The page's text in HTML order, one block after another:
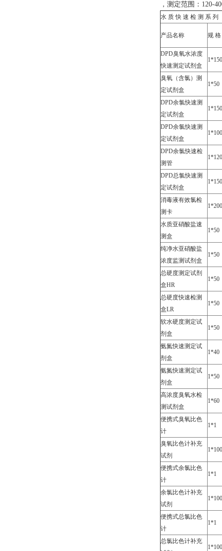
，测定范围：120-
水 质 快 速 检 测 系 列
产品名称 规 格
DPD臭氧水浓度
快速测定试剂盒
1*150
臭氧（含氯）测
定试剂盒
1*50
DPD余氯快速测
定试剂盒
1*150
DPD余氯快速测
定试剂盒
1*100
DPD余氯快速检
测管
1*120
DPD总氯快速测
定试剂盒
1*150
消毒液有效氯检
测卡
1*200
水质亚硝酸盐速
测盒
1*50
纯净水亚硝酸盐
浓度监测试剂盒
1*50
总硬度测定试剂
盒HR
1*50
总硬度快速检测
盒LR
1*50
软水硬度测定试
剂盒
1*50
氨氮快速测定试
剂盒
1*40
氨氮快速测定试
剂盒
1*50
高浓度臭氧水检
测试剂盒
1*60
便携式臭氧比色
计
1*1
臭氧比色计补充
试剂
1*100
便携式余氯比色
计
1*1
余氯比色计补充
试剂
1*100
便携式总氯比色
计
1*1
总氯比色计补充
1*100